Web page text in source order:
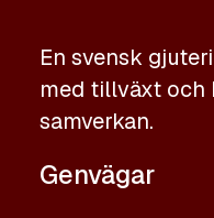
En svensk
med tillväxt och
samverkan.
Genvägar